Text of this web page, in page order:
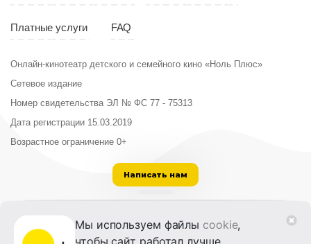
Мы используем файлы cookie,
чтобы сайт работал лучше.
Платные услуги FAQ
Онлайн-кинотеатр детского и семейного кино «Ноль Плюс»
Сетевое издание
Номер свидетельства ЭЛ № ФС 77 - 75313
Дата регистрации 15.03.2019
Возрастное ограничение 0+
Написать нам
ООО «Институт развития кино и медиа»
Лицензия на образовательную деятельность
№ Л035-01215-72/00614094 от 30 августа